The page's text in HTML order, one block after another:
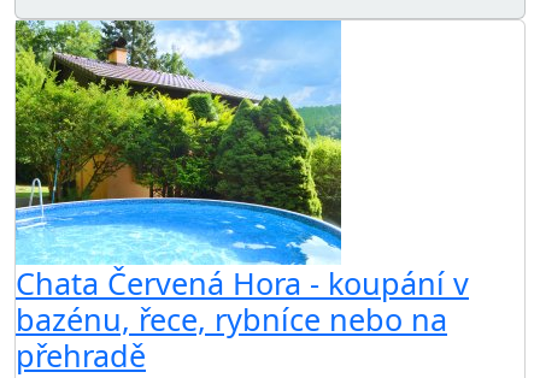
Chata Červená Hora - koupání v
bazénu, řece, rybníce nebo na
přehradě